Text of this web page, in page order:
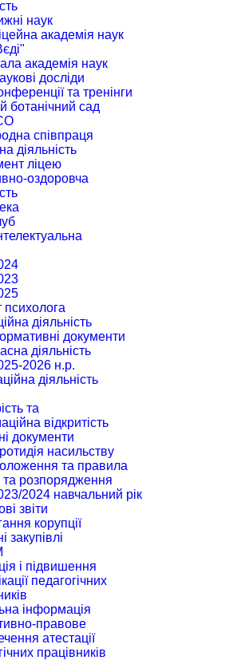
наук
академія наук
академія наук
досліди
та тренінги
ботанічний сад
співпраця
діяльність
ліцею
оздоровча
психолога
діяльність
документи
діяльність
2026 н.р.
діяльність
та
відкритість
документи
насильству
та правила
та розпорядження
2024 навчальний рік
звіти
корупції
закупівлі
і підвишення
педагогічних
інформація
правове
атестації
працівників